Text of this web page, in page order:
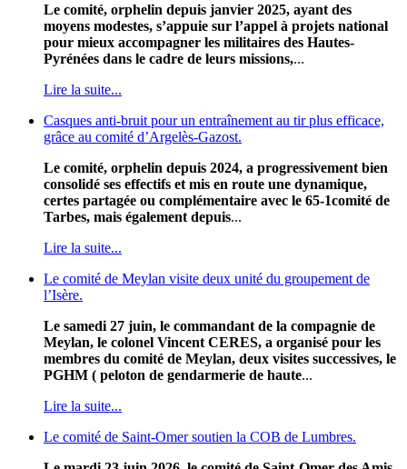
Le comité, orphelin depuis janvier 2025, ayant des
moyens modestes, s’appuie sur l’appel à projets national
pour mieux accompagner les militaires des Hautes-
Pyrénées dans le cadre de leurs missions,...
Lire la suite...
Casques anti-bruit pour un entraînement au tir plus efficace,
grâce au comité d’Argelès-Gazost.
Le comité, orphelin depuis 2024, a progressivement bien
consolidé ses effectifs et mis en route une dynamique,
certes partagée ou complémentaire avec le 65-1comité de
Tarbes, mais également depuis...
Lire la suite...
Le comité de Meylan visite deux unité du groupement de
l’Isère.
Le samedi 27 juin, le commandant de la compagnie de
Meylan, le colonel Vincent CERES, a organisé pour les
membres du comité de Meylan, deux visites successives, le
PGHM ( peloton de gendarmerie de haute...
Lire la suite...
Le comité de Saint-Omer soutien la COB de Lumbres.